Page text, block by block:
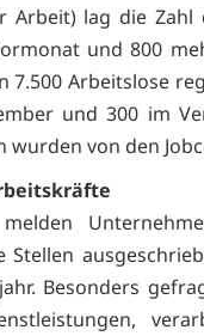
Arbeit) lag die Zahl
und 800
7.500 Arbeitslose
und 300 im
wurden von den
Stellen
Besonders